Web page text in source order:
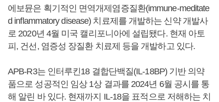
에보뮨은 획기적인 면역개제염증질환(immune-meditate
d inflammatory disease) 치료제를 개발하는 신약 개발사
로 2020년 4월 미국 캘리포니아에 설립됐다. 현재 아토
피, 건선, 염증성 장질환 치료제 등을 개발하고 있다.
APB-R3는 인터루킨18 결합단백질(IL-18BP) 기반 의약
품으로 성공적인 임상 1상 결과를 2024년 6월 공시를 통
해 알린 바 있다. 현재까지 IL-18을 표적으로 저해하는 치